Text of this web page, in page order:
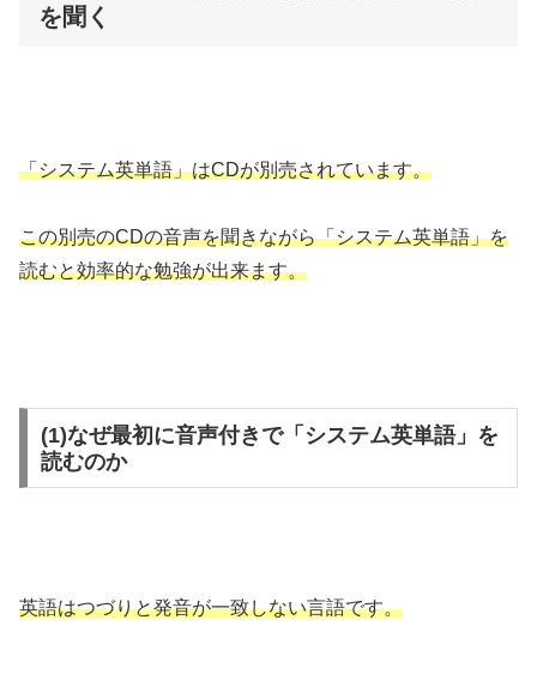
を聞く
「システム英単語」はCDが別売されています。
この別売のCDの音声を聞きながら「システム英単語」を
読むと効率的な勉強が出来ます。
(1)なぜ最初に音声付きで「システム英単語」を
読むのか
英語はつづりと発音が一致しない言語です。